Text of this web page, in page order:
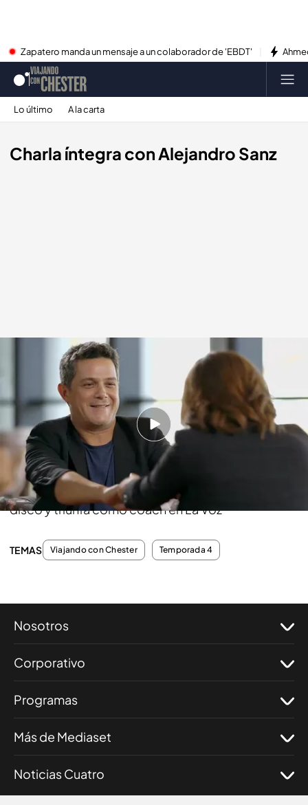
Zapatero manda un mensaje a un colaborador de 'EBDT'
Lo último A la carta
Charla íntegra con Alejandro Sanz
cuatro.com
31 MAY 2015 - 23:30h.
Compartir
Disfruta con la entrevista completa de Pepa
Bueno al cantante español que presenta nuevo
disco y triunfa como coach en La Voz
TEMAS Viajando con Chester Temporada 4
Nosotros
Corporativo
Programas
Más de Mediaset
Noticias Cuatro